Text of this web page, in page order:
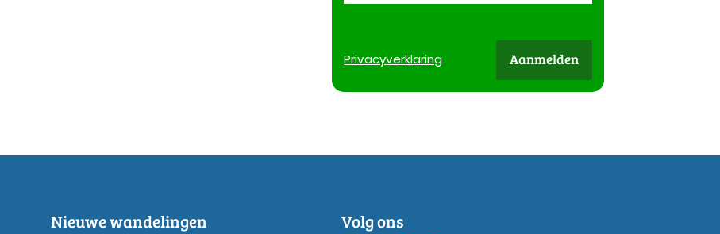
Privacyverklaring Aanmelden
Nieuwe wandelingen Volg ons